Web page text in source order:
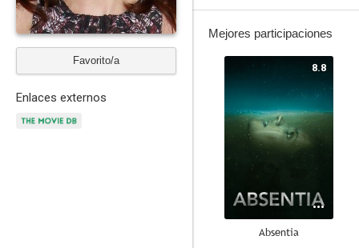
Favorito/a
Enlaces externos
Mejores participaciones
8.8
Absentia